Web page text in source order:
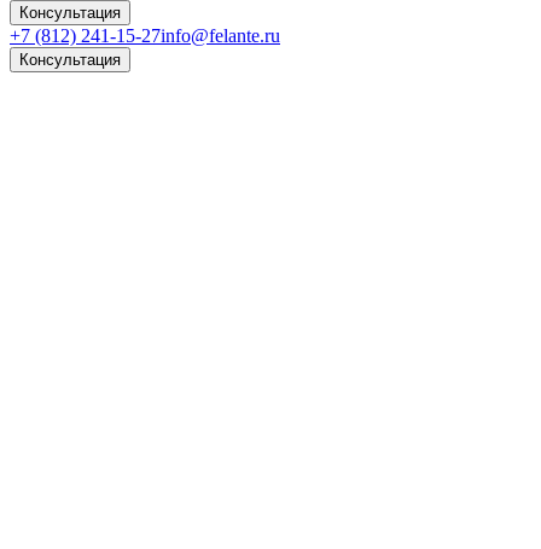
Консультация
+7 (812) 241-15-27info@felante.ru
Консультация